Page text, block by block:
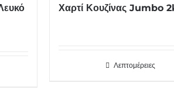
Χαρτί Κουζίνας Jumbo
Λεπτομέρειες